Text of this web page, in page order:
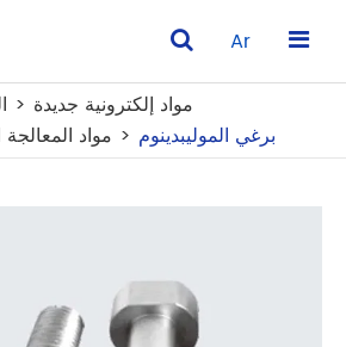
Ar
مواد إلكترونية جديدة
مواد المعالجة
برغي الموليبدينوم